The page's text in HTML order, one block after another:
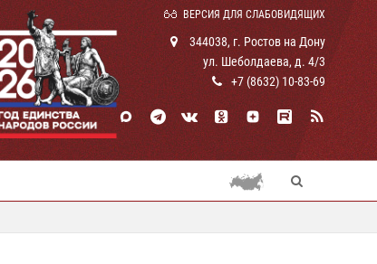
ВЕРСИЯ ДЛЯ СЛАБОВИДЯЩИХ
344038, г. Ростов на Дону
ул. Шеболдаева, д. 4/3
+7 (8632) 10-83-69